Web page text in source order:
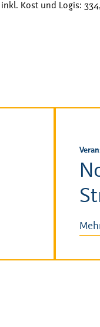
Kost und Logis: